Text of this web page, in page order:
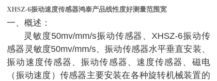
XHSZ-6振动速度传感器鸿泰产品线性度好测量范围宽
一、概述：
灵敏度50mv/mm/s振动传感器、XHSZ-6振动传
感器灵敏度50mv/mm/s、振动传感器水平垂直安装、
振动速度传感器 、振动传感器、速度传感器、磁电
（振动速度）传感器主要安装在各种旋转机械装置的